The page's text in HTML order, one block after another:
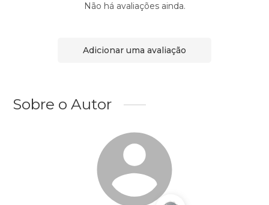
Não há avaliações ainda.
Adicionar uma avaliação
Sobre o Autor